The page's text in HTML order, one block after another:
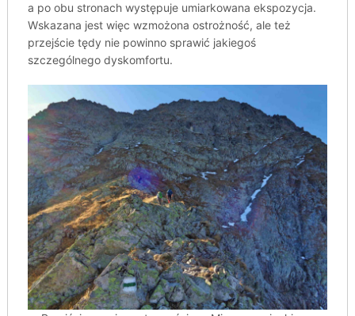
a po obu stronach występuje umiarkowana ekspozycja.
Wskazana jest więc wzmożona ostrożność, ale też
przejście tędy nie powinno sprawić jakiegoś
szczególnego dyskomfortu.